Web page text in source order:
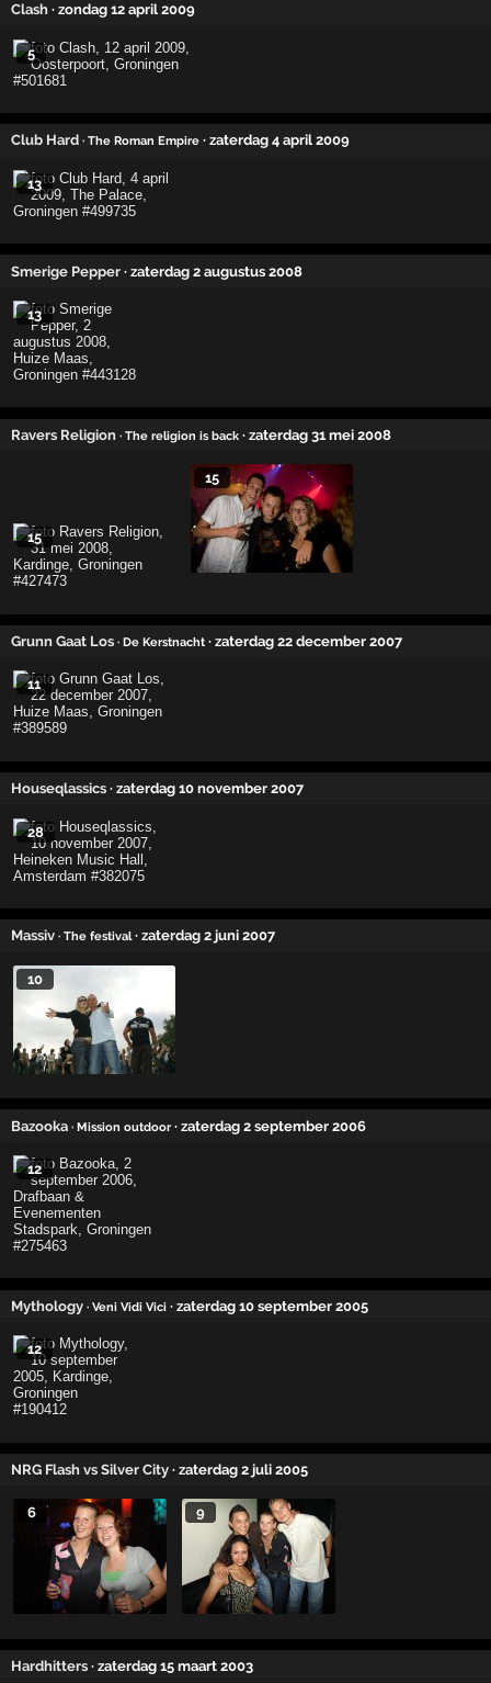
Clash · zondag 12 april 2009
5
Club Hard · The Roman Empire · zaterdag 4 april 2009
13
Smerige Pepper · zaterdag 2 augustus 2008
13
Ravers Religion · The religion is back · zaterdag 31 mei 2008
15
15
Grunn Gaat Los · De Kerstnacht · zaterdag 22 december 2007
11
Houseqlassics · zaterdag 10 november 2007
28
Massiv · The festival · zaterdag 2 juni 2007
10
Bazooka · Mission outdoor · zaterdag 2 september 2006
12
Mythology · Veni Vidi Vici · zaterdag 10 september 2005
12
NRG Flash vs Silver City · zaterdag 2 juli 2005
6 9
Hardhitters · zaterdag 15 maart 2003